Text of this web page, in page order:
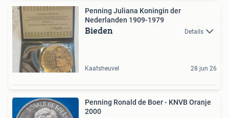
Penning Juliana Koningin der
Nederlanden 1909-1979
Bieden Details
Kaatsheuvel 28 jun 26
Penning Ronald de Boer - KNVB Oranje
2000